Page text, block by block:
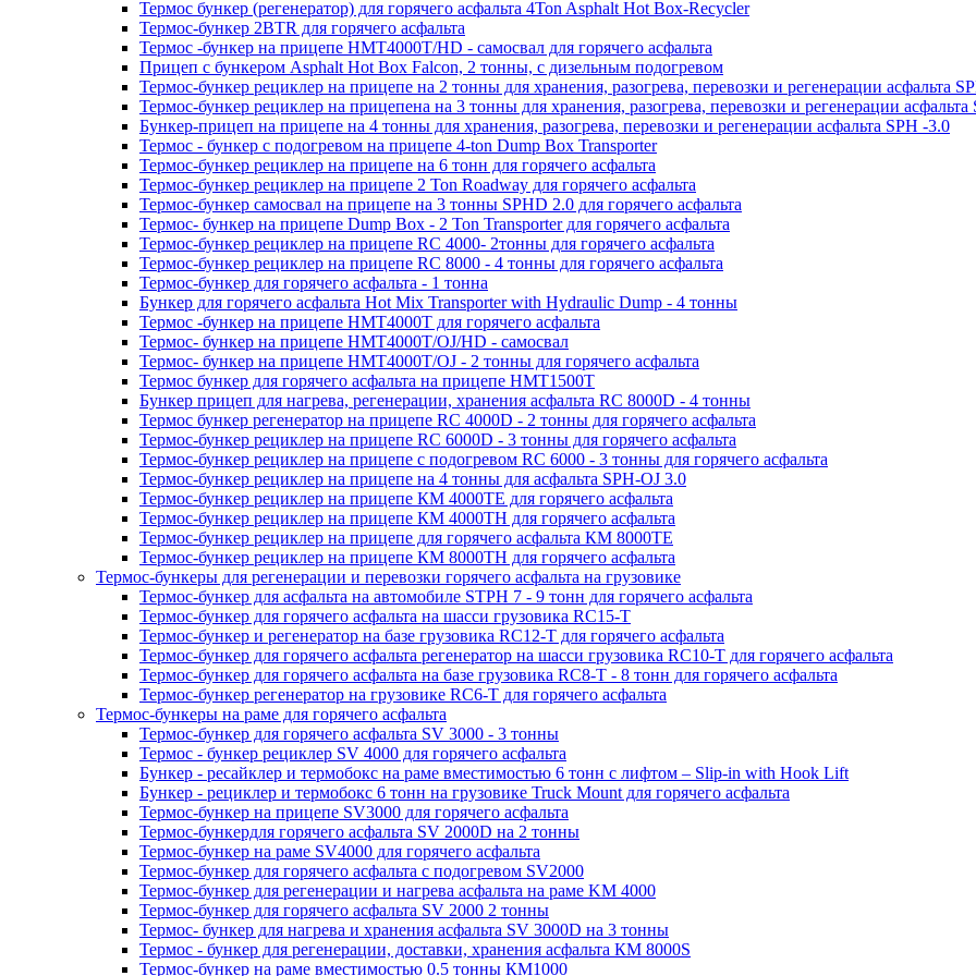
Термос бункер (регенератор) для горячего асфальта 4Ton Asphalt Hot Box-Recycler
Термос-бункер 2BTR для горячего асфальта
Термос -бункер на прицепе HMT4000T/HD - самосвал для горячего асфальта
Прицеп с бункером Asphalt Hot Box Falcon, 2 тонны, с дизельным подогревом
Термос-бункер рециклер на прицепе на 2 тонны для хранения, разогрева, перевозки и регенерации асфальта
Термос-бункер рециклер на прицепена на 3 тонны для хранения, разогрева, перевозки и регенерации асфальта
Бункер-прицеп на прицепе на 4 тонны для хранения, разогрева, перевозки и регенерации асфальта SPH -3.0
Термос - бункер с подогревом на прицепе 4-ton Dump Box Transporter
Термос-бункер рециклер на прицепе на 6 тонн для горячего асфальта
Термос-бункер рециклер на прицепе 2 Ton Roadway для горячего асфальта
Термос-бункер самосвал на прицепе на 3 тонны SPHD 2.0 для горячего асфальта
Термос- бункер на прицепе Dump Box - 2 Ton Transporter для горячего асфальта
Термос-бункер рециклер на прицепе RC 4000- 2тонны для горячего асфальта
Термос-бункер рециклер на прицепе RC 8000 - 4 тонны для горячего асфальта
Термос-бункер для горячего асфальта - 1 тонна
Бункер для горячего асфальта Hot Mix Transporter with Hydraulic Dump - 4 тонны
Термос -бункер на прицепе HMT4000T для горячего асфальта
Термос- бункер на прицепе HMT4000T/OJ/HD - самосвал
Термос- бункер на прицепе HMT4000T/OJ - 2 тонны для горячего асфальта
Термос бункер для горячего асфальта на прицепе HMT1500T
Бункер прицеп для нагрева, регенерации, хранения асфальта RC 8000D - 4 тонны
Термос бункер регенератор на прицепе RC 4000D - 2 тонны для горячего асфальта
Термос-бункер рециклер на прицепе RC 6000D - 3 тонны для горячего асфальта
Термос-бункер рециклер на прицепе с подогревом RC 6000 - 3 тонны для горячего асфальта
Термос-бункер рециклер на прицепе на 4 тонны для асфальта SPH-OJ 3.0
Термос-бункер рециклер на прицепе КМ 4000ТЕ для горячего асфальта
Термос-бункер рециклер на прицепе КМ 4000ТН для горячего асфальта
Термос-бункер рециклер на прицепе для горячего асфальта КМ 8000ТЕ
Термос-бункер рециклер на прицепе КМ 8000ТH для горячего асфальта
Термос-бункеры для регенерации и перевозки горячего асфальта на грузовике
Термос-бункер для асфальта на автомобиле STPH 7 - 9 тонн для горячего асфальта
Термос-бункер для горячего асфальта на шасси грузовика RC15-T
Термос-бункер и регенератор на базе грузовика RC12-T для горячего асфальта
Термос-бункер для горячего асфальта регенератор на шасси грузовика RC10-T для горячего асфальта
Термос-бункер для горячего асфальта на базе грузовика RC8-T - 8 тонн для горячего асфальта
Термос-бункер регенератор на грузовикe RC6-T для горячего асфальта
Термос-бункеры на раме для горячего асфальта
Термос-бункер для горячего асфальта SV 3000 - 3 тонны
Термос - бункер рециклер SV 4000 для горячего асфальта
Бункер - ресайклер и термобокс на раме вместимостью 6 тонн с лифтом – Slip-in with Hook Lift
Бункер - рециклер и термобокс 6 тонн на грузовике Truck Mount для горячего асфальта
Термос-бункер на прицепе SV3000 для горячего асфальта
Термос-бункердля горячего асфальта SV 2000D на 2 тонны
Термос-бункер на раме SV4000 для горячего асфальта
Термос-бункер для горячего асфальта с подогревом SV2000
Термос-бункер для регенерации и нагрева асфальта на раме KM 4000
Термос-бункер для горячего асфальта SV 2000 2 тонны
Термос- бункер для нагрева и хранения асфальта SV 3000D на 3 тонны
Термос - бункер для регенерации, доставки, хранения асфальта КМ 8000S
Термос-бункер на раме вместимостью 0.5 тонны КМ1000